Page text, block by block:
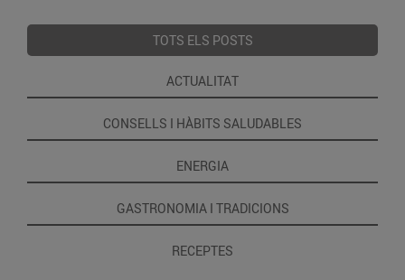
TOTS ELS POSTS
ACTUALITAT
CONSELLS I HÀBITS SALUDABLES
ENERGIA
GASTRONOMIA I TRADICIONS
RECEPTES